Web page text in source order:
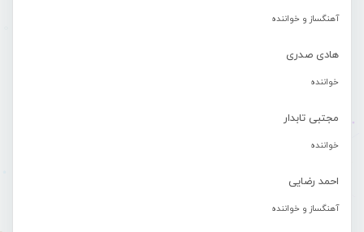
آهنگساز و خواننده
هادی صدری
خواننده
مجتبی تابدار
خواننده
احمد رضایی
آهنگساز و خواننده